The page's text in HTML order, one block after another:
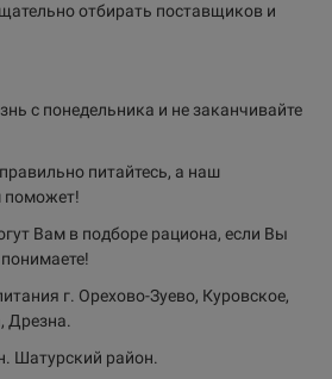
отбирать поставщиков и
с понедельника и не заканчивайте
питайтесь, а наш
поможет!
Вам в подборе рациона, если Вы
г. Орехово-Зуево, Куровское,
Дрезна.
Шатурский район.